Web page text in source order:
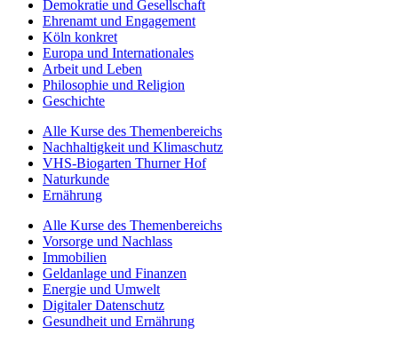
Demokratie und Gesellschaft
Ehrenamt und Engagement
Köln konkret
Europa und Internationales
Arbeit und Leben
Philosophie und Religion
Geschichte
Alle Kurse des Themenbereichs
Nachhaltigkeit und Klimaschutz
VHS-Biogarten Thurner Hof
Naturkunde
Ernährung
Alle Kurse des Themenbereichs
Vorsorge und Nachlass
Immobilien
Geldanlage und Finanzen
Energie und Umwelt
Digitaler Datenschutz
Gesundheit und Ernährung